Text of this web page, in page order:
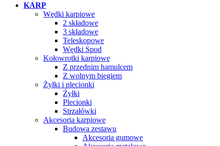
KARP
Wędki karpiowe
2 składowe
3 składowe
Teleskopowe
Wędki Spod
Kołowrotki karpiowe
Z przednim hamulcem
Z wolnym biegiem
Żyłki i plecionki
Żyłki
Plecionki
Strzałówki
Akcesoria karpiowe
Budowa zestawu
Akcesoria gumowe